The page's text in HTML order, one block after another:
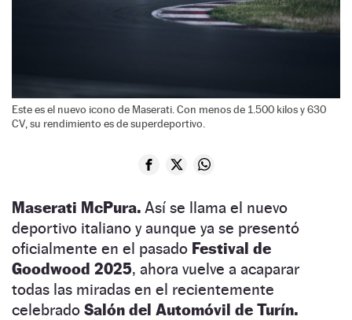
Este es el nuevo icono de Maserati. Con menos de 1.500 kilos y 630
CV, su rendimiento es de superdeportivo.
Maserati McPura. Así se llama el nuevo
deportivo italiano y aunque ya se presentó
oficialmente en el pasado Festival de
Goodwood 2025, ahora vuelve a acaparar
todas las miradas en el recientemente
celebrado Salón del Automóvil de Turín.